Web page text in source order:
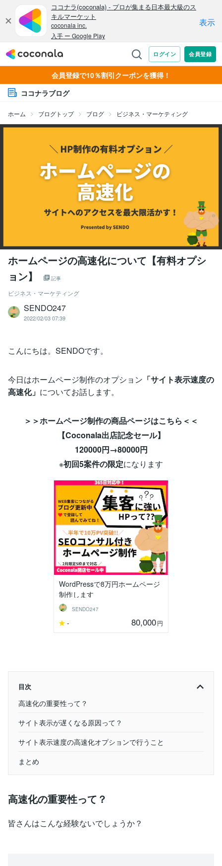
会員登録で10％割引クーポンを獲得！
ココナラブログ
ホーム ブログトップ ブログ ビジネス・マーケティング
ホームページの高速化について【有料オプシ
ョン】
記事
ビジネス・マーケティング
SENDO247
2022/02/03 07:39
こんにちは。SENDOです。
今日はホームページ制作のオプション 「サイト表示速度の
高速化」 についてお話します。
＞＞ホームページ制作の商品ページはこちら＜＜
【Coconala出店記念セール】
120000円→80000円
※初回5案件の限定になります
WordPressで8万円ホームページ
制作します
SENDO247
- 80,000円
目次
高速化の重要性って？
サイト表示が遅くなる原因って？
サイト表示速度の高速化オプションで行うこと
まとめ
高速化の重要性って？
皆さんはこんな経験ないでしょうか？